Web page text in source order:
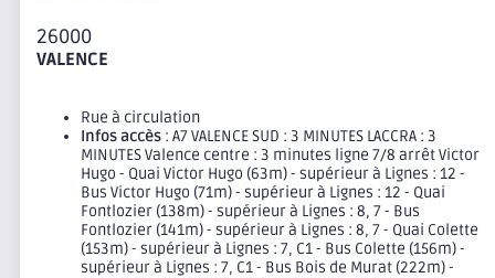
26000
VALENCE
Rue à circulation
Infos accès : A7 VALENCE SUD : 3 MINUTES LACCRA : 3
MINUTES Valence centre : 3 minutes ligne 7/8 arrêt Victor
Hugo - Quai Victor Hugo (63m) - supérieur à Lignes : 12 -
Bus Victor Hugo (71m) - supérieur à Lignes : 12 - Quai
Fontlozier (138m) - supérieur à Lignes : 8, 7 - Bus
Fontlozier (141m) - supérieur à Lignes : 8, 7 - Quai Colette
(153m) - supérieur à Lignes : 7, C1 - Bus Colette (156m) -
supérieur à Lignes : 7, C1 - Bus Bois de Murat (222m) -